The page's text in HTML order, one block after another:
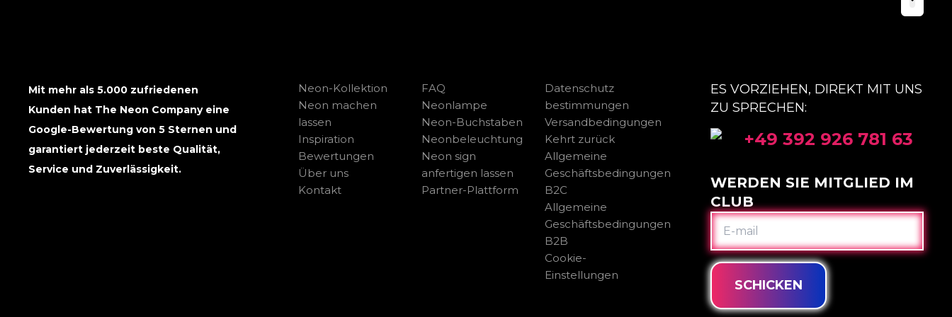
Mit mehr als 5.000 zufriedenen
Kunden hat The Neon Company eine
Google-Bewertung von 5 Sternen und
garantiert jederzeit beste Qualität,
Service und Zuverlässigkeit.
Neon-Kollektion
Neon machen
lassen
Inspiration
Bewertungen
Über uns
Kontakt
FAQ
Neonlampe
Neon-Buchstaben
Neonbeleuchtung
Neon sign
anfertigen lassen
Partner-Plattform
Datenschutz
bestimmungen
Versandbedingungen
Kehrt zurück
Allgemeine
Geschäftsbedingungen
B2C
Allgemeine
Geschäftsbedingungen
B2B
Cookie-
Einstellungen
ES VORZIEHEN, DIREKT MIT UNS
ZU SPRECHEN:
+49 392 926 781 63
WERDEN SIE MITGLIED IM
CLUB
E-
MAIL
SCHICKEN